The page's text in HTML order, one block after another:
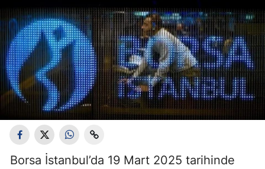
Borsa İstanbul’da 19 Mart 2025 tarihinde